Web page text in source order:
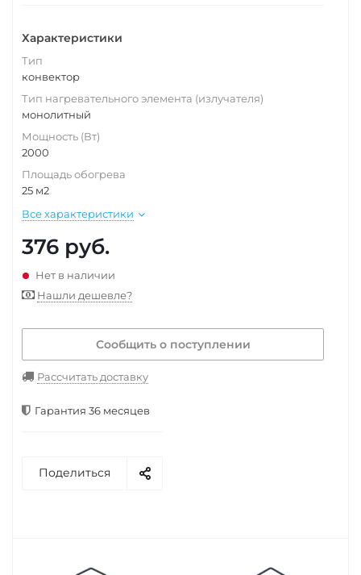
Характеристики
Тип
конвектор
Тип нагревательного элемента (излучателя)
монолитный
Мощность (Вт)
2000
Площадь обогрева
25 м2
Все характеристики
376 руб.
Нет в наличии
Нашли дешевле?
Сообщить о поступлении
Рассчитать доставку
Гарантия 36 месяцев
Поделиться